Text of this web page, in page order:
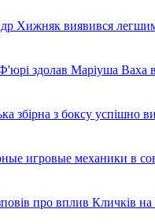
Хижняк виявився
здолав Маріуша Ваха в
збірна з боксу успішно
игровые механики в
про вплив Кличків на